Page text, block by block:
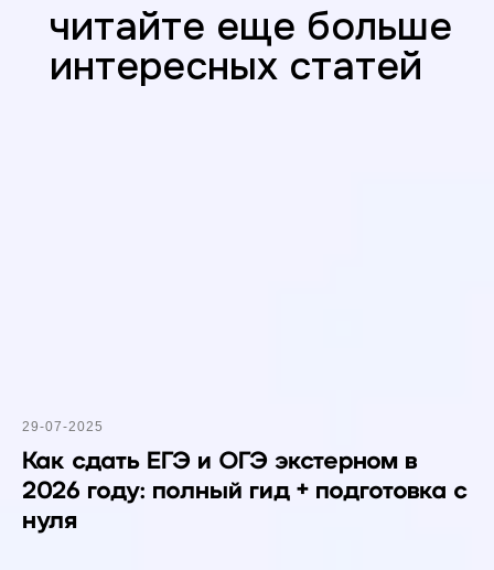
читайте еще больше
интересных статей
29-07-2025
Как сдать ЕГЭ и ОГЭ экстерном в
2026 году: полный гид + подготовка с
нуля